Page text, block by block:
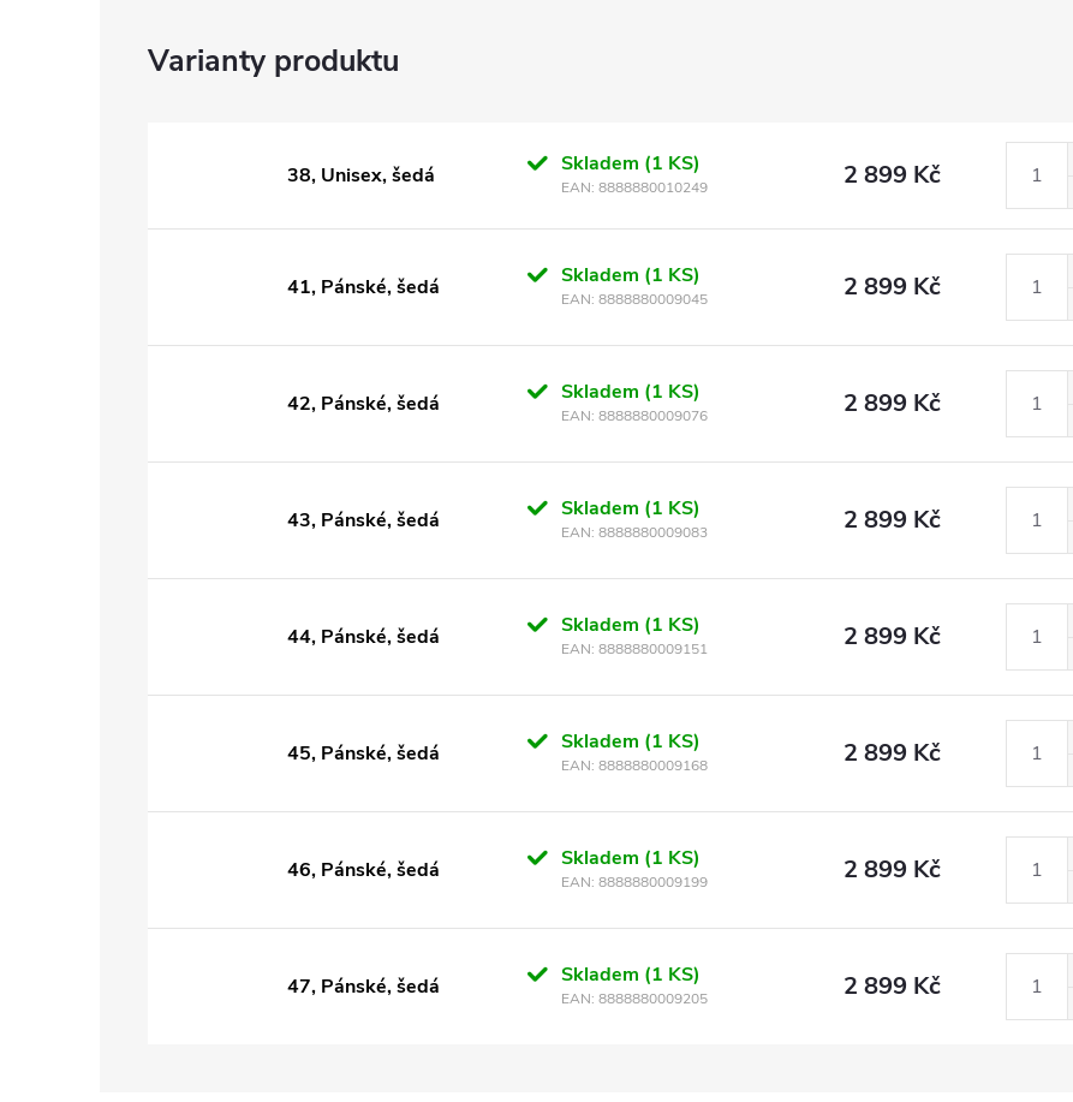
38, Unisex, šedá Skladem (1 KS)
EAN: 8888880010249 2 899 Kč
41, Pánské, šedá Skladem (1 KS)
EAN: 8888880009045 2 899 Kč
42, Pánské, šedá Skladem (1 KS)
EAN: 8888880009076 2 899 Kč
43, Pánské, šedá Skladem (1 KS)
EAN: 8888880009083 2 899 Kč
44, Pánské, šedá Skladem (1 KS)
EAN: 8888880009151 2 899 Kč
45, Pánské, šedá Skladem (1 KS)
EAN: 8888880009168 2 899 Kč
46, Pánské, šedá Skladem (1 KS)
EAN: 8888880009199 2 899 Kč
47, Pánské, šedá Skladem (1 KS)
EAN: 8888880009205 2 899 Kč